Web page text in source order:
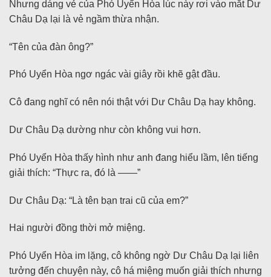
Nhưng dáng vẻ của Phó Uyển Hòa lúc này rơi vào mắt Dư
Châu Dạ lại là vẻ ngầm thừa nhận.
“Tên của đàn ông?”
Phó Uyển Hòa ngơ ngác vài giây rồi khẽ gật đầu.
Cô đang nghĩ có nên nói thật với Dư Châu Dạ hay không.
Dư Châu Dạ dường như còn không vui hơn.
Phó Uyển Hòa thấy hình như anh đang hiểu lầm, lên tiếng
giải thích: “Thực ra, đó là ——”
Dư Châu Dạ: “Là tên bạn trai cũ của em?”
Hai người đồng thời mở miệng.
Phó Uyển Hòa im lặng, cô không ngờ Dư Châu Dạ lại liên
tưởng đến chuyện này, cô há miệng muốn giải thích nhưng